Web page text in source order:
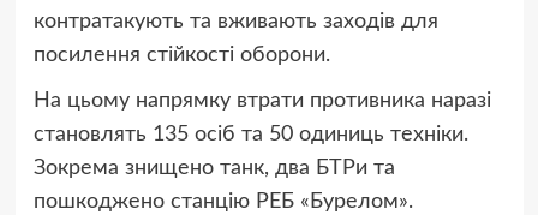
контратакують та вживають заходів для
посилення стійкості оборони.
На цьому напрямку втрати противника наразі
становлять 135 осіб та 50 одиниць техніки.
Зокрема знищено танк, два БТРи та
пошкоджено станцію РЕБ «Бурелом».